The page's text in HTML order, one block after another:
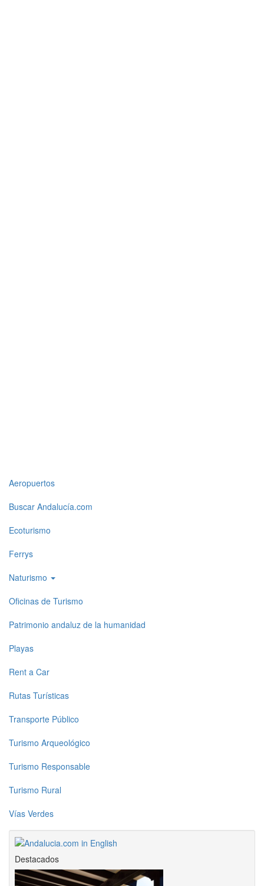
Top
level
1
Aeropuertos
Buscar Andalucía.com
Ecoturismo
Ferrys
Naturismo
Oficinas de Turismo
Patrimonio andaluz de la humanidad
Playas
Rent a Car
Rutas Turísticas
Transporte Público
Turismo Arqueológico
Turismo Responsable
Turismo Rural
Vías Verdes
Destacados